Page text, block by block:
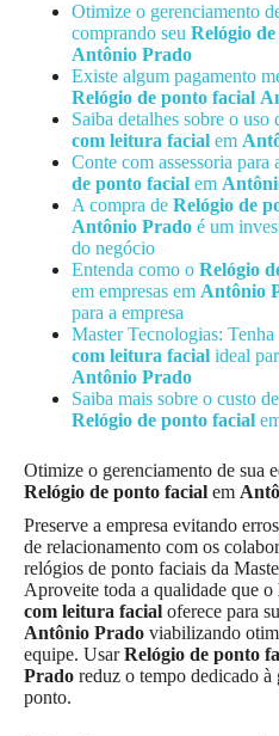
Otimize o gerenciamento
comprando seu Relógio
Antônio Prado
Existe algum pagamento
Relógio de ponto facial
Saiba detalhes sobre o uso
com leitura facial em
Conte com assessoria para
de ponto facial em
A compra de Relógio de
Antônio Prado é um
do negócio
Entenda como o Relógio
em empresas em Antônio
para a empresa
Master Tecnologias: Tenha
com leitura facial ideal
Antônio Prado
Saiba mais sobre o custo
Relógio de ponto facial
Otimize o gerenciamento de sua
Relógio de ponto facial em
Preserve a empresa evitando
de relacionamento com os
relógios de ponto faciais da
Aproveite toda a qualidade que o
com leitura facial oferece para
Antônio Prado viabilizando
equipe. UsarRelógio de ponto
Prado reduz o tempo dedicado à
ponto.